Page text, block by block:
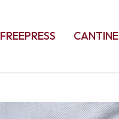
FREEPRESS CANTINE